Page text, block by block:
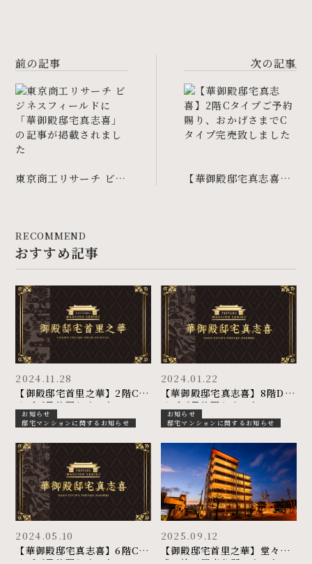
前の記事
東京商工リサーチ ビジ
次の記事
【華御殿邸宅真志喜】
RECOMMEND
おすすめ記事
【御殿邸宅首里之華】2階Cタ
イプご予約賜りました
2024.11.28
お知らせ
邸宅マンションに関するお知らせ
【華御殿邸宅真志喜】8階Dタ
イプご予約賜りました
2024.01.22
お知らせ
邸宅マンションに関するお知らせ
【華御殿邸宅真志喜】6階Cタ
2024.05.10
【御殿邸宅首里之華】堂々完
2025.09.12